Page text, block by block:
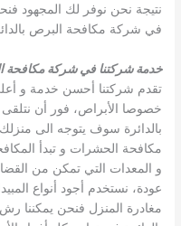
نتيجة نحن نوفر لك المجهود
في شركة مكافحة البرص
خدمة شركتنا في شركة مكافحة
تقدم شركتنا أحسن خدمة و
خصوصا الأبراص، فور أن
بالدائرة سوف يتوجه الى
مكافحة الحشرات و تبدأ
و المعدات التي تمكن من
عودة، نستخدم أجود أنواع
مغادرة المنزل فنحن يمكننا